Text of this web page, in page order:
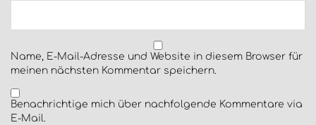
Name, E-Mail-Adresse und Website in diesem Browser für
meinen nächsten Kommentar speichern.
Benachrichtige mich über nachfolgende Kommentare via
E-Mail.